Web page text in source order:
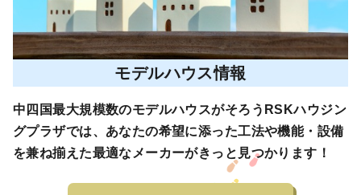
モデルハウス情報
中四国最大規模数のモデルハウスがそろうRSKハウジン
グプラザでは、あなたの希望に添った工法や機能・設備
を兼ね揃えた最適なメーカーがきっと見つかります！